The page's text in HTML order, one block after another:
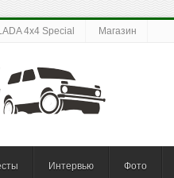
4x4 Special Магазин
Интервью Фото